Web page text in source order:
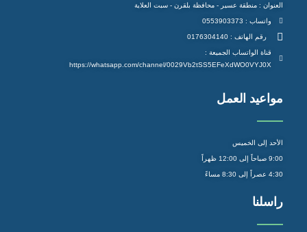
العنوان : منطقة عسير - محافظة بلقرن - سبت العلاية
واتساب : 0553903373
رقم الهاتف : 0176304140
قناة الواتساب الجميعة :
https://whatsapp.com/channel/0029Vb2tSS5EFeXdWO0VYJ0X
مواعيد العمل
الأحد إلى الخميس
9:00 صباحاً إلى 12:00 ظهراً
4:30 عصراً إلى 8:30 مساءً
راسلنا